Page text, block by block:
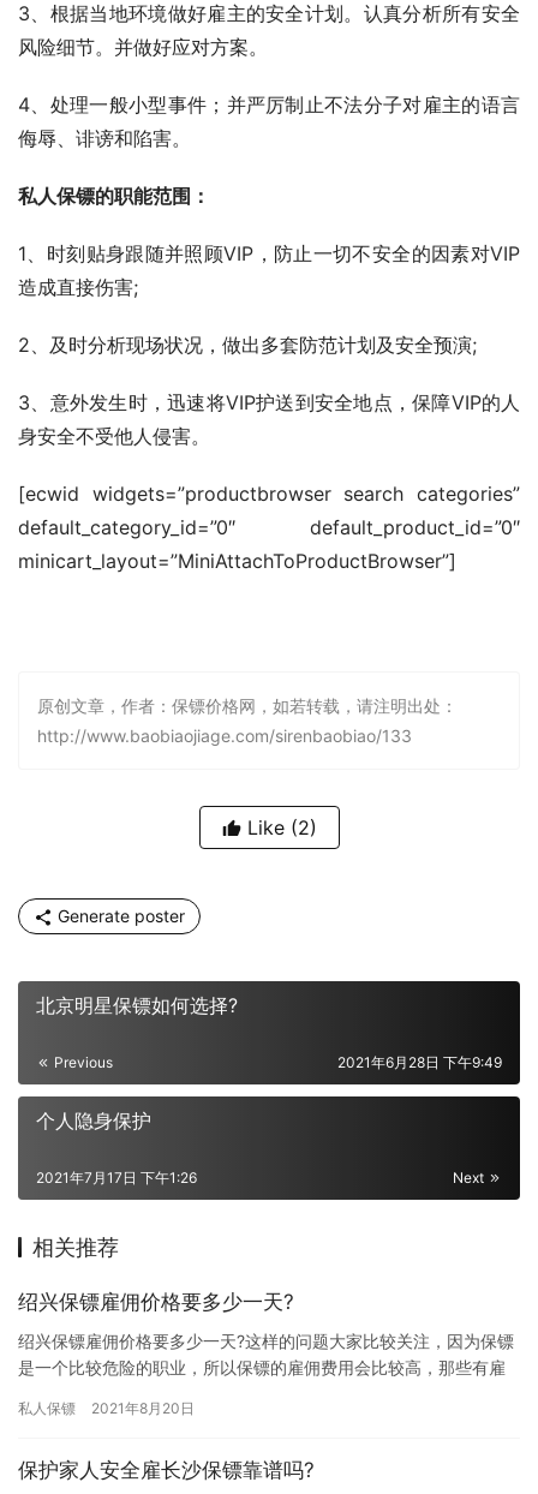
3、根据当地环境做好雇主的安全计划。认真分析所有安全
风险细节。并做好应对方案。
4、处理一般小型事件；并严厉制止不法分子对雇主的语言
侮辱、诽谤和陷害。
私人保镖的职能范围：
1、时刻贴身跟随并照顾VIP，防止一切不安全的因素对VIP
造成直接伤害;
2、及时分析现场状况，做出多套防范计划及安全预演;
3、意外发生时，迅速将VIP护送到安全地点，保障VIP的人
身安全不受他人侵害。
[ecwid widgets=”productbrowser search categories”
default_category_id=”0″ default_product_id=”0″
minicart_layout=”MiniAttachToProductBrowser”]
原创文章，作者：保镖价格网，如若转载，请注明出处：
http://www.baobiaojiage.com/sirenbaobiao/133
Like (2)
Generate poster
北京明星保镖如何选择?
Previous 2021年6月28日 下午9:49
个人隐身保护
Next
2021年7月17日 下午1:26
相关推荐
绍兴保镖雇佣价格要多少一天?
绍兴保镖雇佣价格要多少一天?这样的问题大家比较关注，因为保镖
是一个比较危险的职业，所以保镖的雇佣费用会比较高，那些有雇
那绍…
私人保镖 2021年8月20日
保护家人安全雇长沙保镖靠谱吗?